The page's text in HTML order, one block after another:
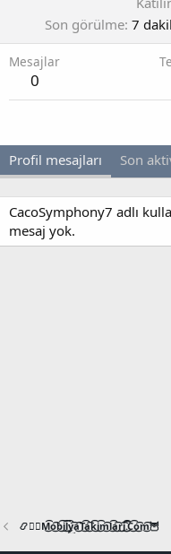
Son görülme 7
Mesajlar
0
Profil mesajları Son
CacoSymphony7 adlı
mesaj yok.
📿🧙‍♂️M͜͡o͜͡b͜͡i͜͡l͜͡y͜͡a͜͡T͜͡a͜͡k͜͡i͜͡m͜͡l͜͡a͜͡r͜͡i͜͡.͜͡C͜͡o͜͡m͜͡🦉